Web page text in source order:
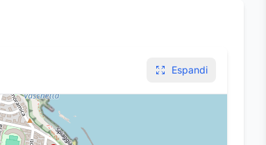
Espandi